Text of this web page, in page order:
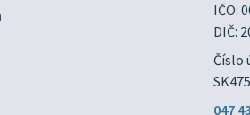
IČO:
DIČ:
Číslo
047